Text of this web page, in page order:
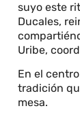
suyo este
Ducales,
Uribe,
En el
tradición
mesa.